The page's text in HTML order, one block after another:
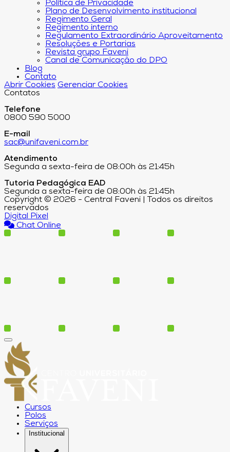
Política de Privacidade
Plano de Desenvolvimento institucional
Regimento Geral
Regimento interno
Regulamento Extraordinário Aproveitamento
Resoluções e Portarias
Revista grupo Faveni
Canal de Comunicação do DPO
Blog
Contato
Abrir Cookies Gerenciar Cookies
Contatos
Telefone
0800 590 5000
E-mail
sac@unifaveni.com.br
Atendimento
Segunda a sexta-feira de 08:00h às 21:45h
Tutoria Pedagógica EAD
Segunda a sexta-feira de 08:00h às 21:45h
Copyright © 2026 - Central Faveni | Todos os direitos
reservados
Digital Pixel
Chat Online
Cursos
Polos
Serviços
Institucional